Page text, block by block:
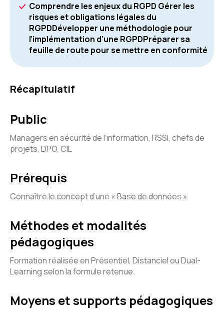
Comprendre les enjeux du RGPD Gérer les
risques et obligations légales du
RGPDDévelopper une méthodologie pour
l’implémentation d’une RGPDPréparer sa
feuille de route pour se mettre en conformité
Récapitulatif
Public
Managers en sécurité de l’information, RSSI, chefs de
projets, DPO, CIL
Prérequis
Connaître le concept d’une « Base de données »
Méthodes et modalités
pédagogiques
Formation réalisée en Présentiel, Distanciel ou Dual-
Learning selon la formule retenue.
Moyens et supports pédagogiques